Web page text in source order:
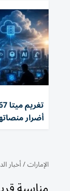
أضرار
الإمارات/أخبار